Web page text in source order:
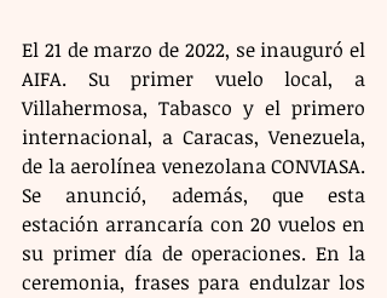
El 21 de marzo de 2022, se inauguró el
AIFA. Su primer vuelo local, a
Villahermosa, Tabasco y el primero
internacional, a Caracas, Venezuela,
de la aerolínea venezolana CONVIASA.
Se anunció, además, que esta
estación arrancaría con 20 vuelos en
su primer día de operaciones. En la
ceremonia, frases para endulzar los